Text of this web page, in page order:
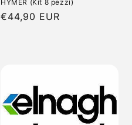
HYMER (Kit 8 pezzi)
Prezzo
€44,90 EUR